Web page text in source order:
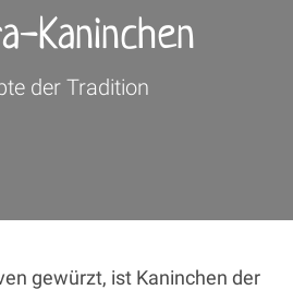
Kaninchen
der Tradition
gewürzt, ist Kaninchen der